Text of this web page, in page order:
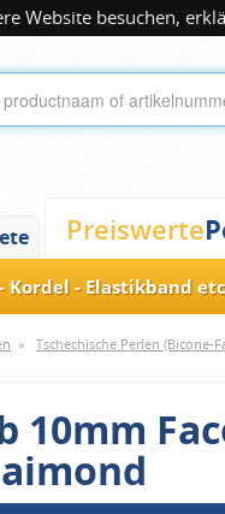
Website besuchen,
Preiswerte
Kordel - Elastikband
» Tschechische Perlen (Bicone-
10mm